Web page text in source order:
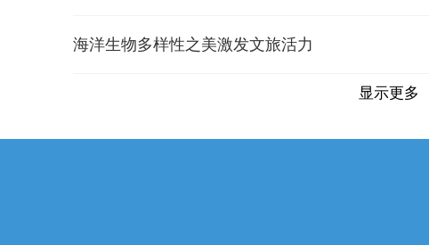
海洋生物多样性之美激发文旅活力
显示更多